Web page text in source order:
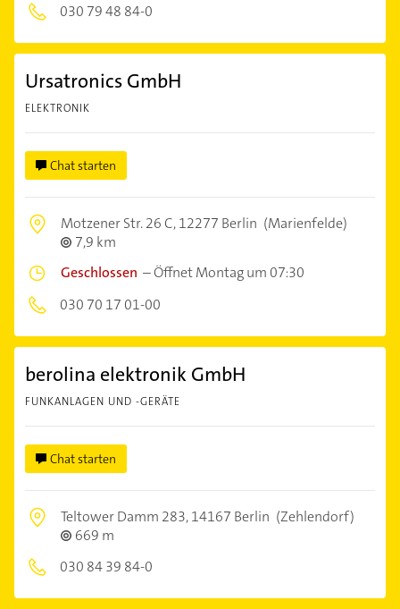
030 79 48 84-0
Ursatronics GmbH
ELEKTRONIK
Chat starten
Motzener Str. 26 C,12277 Berlin (Marienfelde)
7,9 km
Geschlossen –Öffnet Montag um 07:30
030 70 17 01-00
berolina elektronik GmbH
FUNKANLAGEN UND -GERÄTE
Chat starten
Teltower Damm 283,14167 Berlin (Zehlendorf)
669 m
030 84 39 84-0